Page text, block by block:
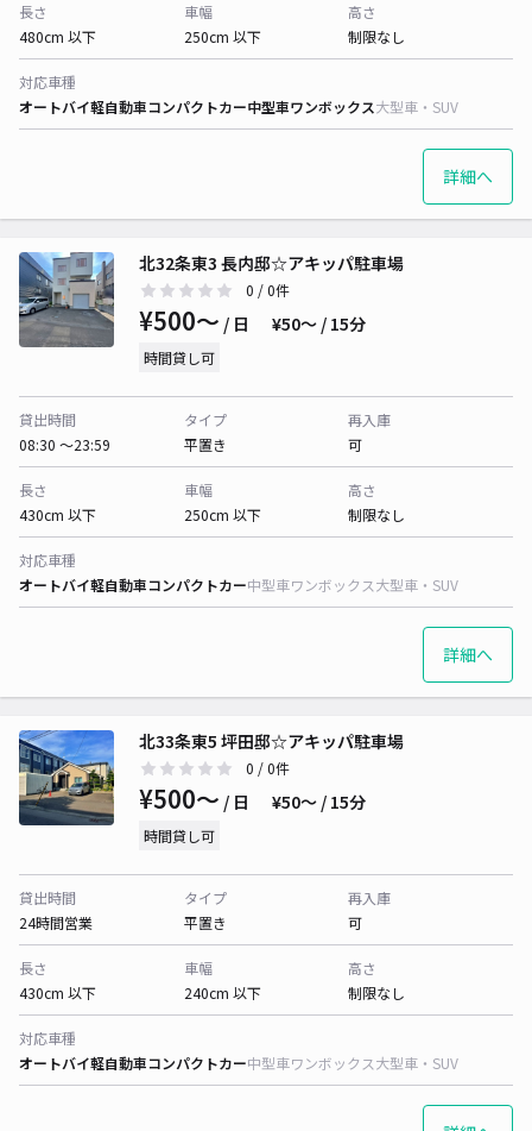
長さ
480cm 以下
車幅
250cm 以下
高さ
制限なし
対応車種
オートバイ軽自動車コンパクトカー中型車ワンボックス大型車・SUV
詳細へ
北32条東3 長内邸☆アキッパ駐車場
0 / 0件
¥500〜 / 日 ¥50〜 / 15分
時間貸し可
貸出時間
08:30 〜23:59
タイプ
平置き
再入庫
可
長さ
430cm 以下
車幅
250cm 以下
高さ
制限なし
対応車種
オートバイ軽自動車コンパクトカー中型車ワンボックス大型車・SUV
詳細へ
北33条東5 坪田邸☆アキッパ駐車場
0 / 0件
¥500〜 / 日 ¥50〜 / 15分
時間貸し可
貸出時間
24時間営業
タイプ
平置き
再入庫
可
長さ
430cm 以下
車幅
240cm 以下
高さ
制限なし
対応車種
オートバイ軽自動車コンパクトカー中型車ワンボックス大型車・SUV